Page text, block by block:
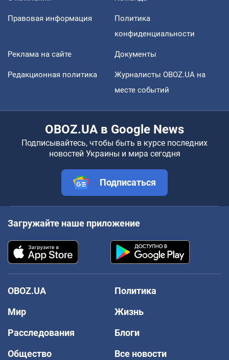
Правовая информация
Политика
конфиденциальности
Реклама на сайте Документы
Редакционная политика
Журналисты OBOZ.UA на
месте событий
OBOZ.UA в Google News
Подписывайтесь, чтобы быть в курсе последних
новостей Украины и мира сегодня
Подписаться
Загружайте наше приложение
OBOZ.UA
Политика
Мир
Жизнь
Расследования
Блоги
Общество
Все новости